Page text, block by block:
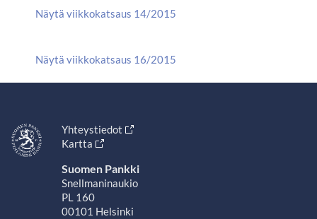
Näytä viikkokatsaus 14/2015
Näytä viikkokatsaus 16/2015
Yhteystiedot
Kartta
Suomen Pankki
Snellmaninaukio
PL 160
00101 Helsinki